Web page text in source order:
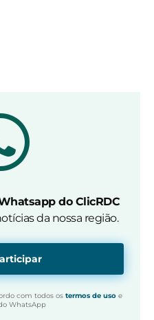
do ClicRDC
da nossa região.
com todos os termos de usoe
WhatsApp